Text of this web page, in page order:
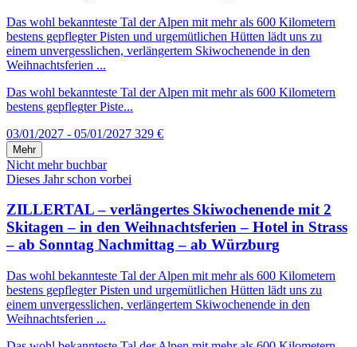
Das wohl bekannteste Tal der Alpen mit mehr als 600 Kilometern
bestens gepflegter Pisten und urgemütlichen Hütten lädt uns zu
einem unvergesslichen, verlängertem Skiwochenende in den
Weihnachtsferien ...
Das wohl bekannteste Tal der Alpen mit mehr als 600 Kilometern
bestens gepflegter Piste...
03/01/2027 - 05/01/2027 329 €
Mehr
Nicht mehr buchbar
Dieses Jahr schon vorbei
ZILLERTAL – verlängertes Skiwochenende mit 2
Skitagen – in den Weihnachtsferien – Hotel in Strass
– ab Sonntag Nachmittag – ab Würzburg
Das wohl bekannteste Tal der Alpen mit mehr als 600 Kilometern
bestens gepflegter Pisten und urgemütlichen Hütten lädt uns zu
einem unvergesslichen, verlängertem Skiwochenende in den
Weihnachtsferien ...